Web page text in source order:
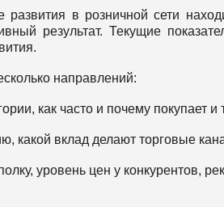
в розничной сети
результат. Текущие
направлений:
как часто и почему покупает и
какой вклад делают торговые
уровень цен у конкурентов,